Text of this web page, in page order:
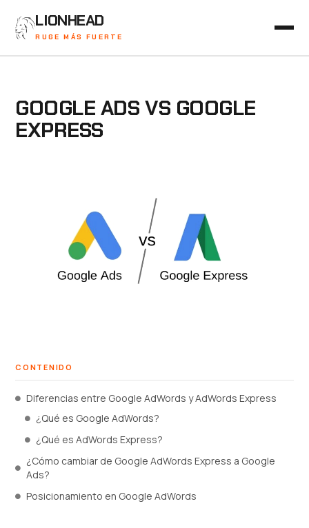
LIONHEAD
RUGE MÁS FUERTE
GOOGLE ADS VS GOOGLE
EXPRESS
CONTENIDO
Diferencias entre Google AdWords y AdWords Express
¿Qué es Google AdWords?
¿Qué es AdWords Express?
¿Cómo cambiar de Google AdWords Express a Google
Ads?
Posicionamiento en Google AdWords